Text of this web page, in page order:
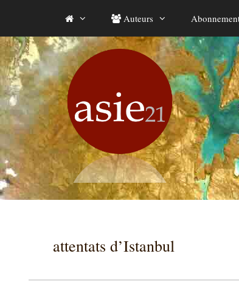
contenu
Auteurs
attentats d’Istanbul